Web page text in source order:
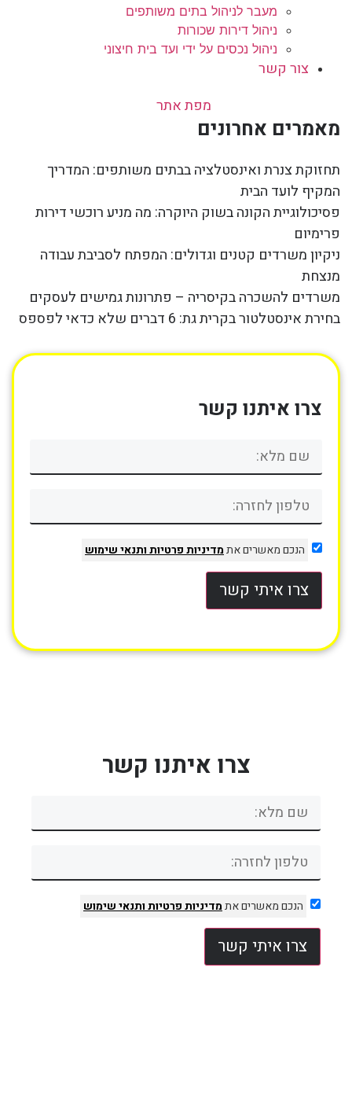
מעבר לניהול בתים משותפים
ניהול דירות שכורות
ניהול נכסים על ידי ועד בית חיצוני
צור קשר
מפת אתר
מאמרים אחרונים
תחזוקת צנרת ואינסטלציה בבתים משותפים: המדריך
המקיף לועד הבית
פסיכולוגיית הקונה בשוק היוקרה: מה מניע רוכשי דירות
פרימיום
ניקיון משרדים קטנים וגדולים: המפתח לסביבת עבודה
מנצחת
משרדים להשכרה בקיסריה – פתרונות גמישים לעסקים
בחירת אינסטלטור בקרית גת: 6 דברים שלא כדאי לפספס
צרו איתנו קשר
הנכם מאשרים אתמדיניות פרטיותותנאי שימוש
צרו איתי קשר
צרו איתנו קשר
הנכם מאשרים אתמדיניות פרטיותותנאי שימוש
צרו איתי קשר